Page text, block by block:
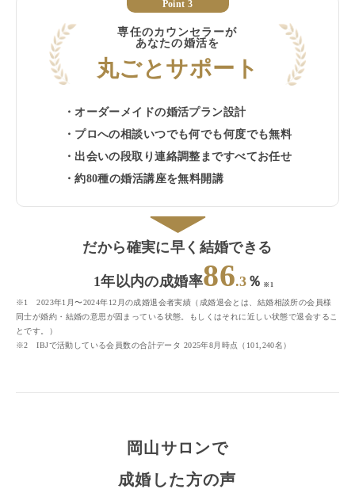
Point 3
専任のカウンセラーが
あなたの婚活を
丸ごとサポート
・オーダーメイドの婚活プラン設計
・プロへの相談いつでも何でも何度でも無料
・出会いの段取り連絡調整まですべてお任せ
・約80種の婚活講座を無料開講
だから確実に早く結婚できる
1年以内の成婚率86.3 ％ ※1
※1 2023年1月〜2024年12月の成婚退会者実績（成婚退会とは、結婚相談所の会員様
同士が婚約・結婚の意思が固まっている状態。もしくはそれに近しい状態で退会するこ
とです。）
※2 IBJで活動している会員数の合計データ 2025年8月 時点（ 101,240名）
岡山サロンで
成婚した方の声